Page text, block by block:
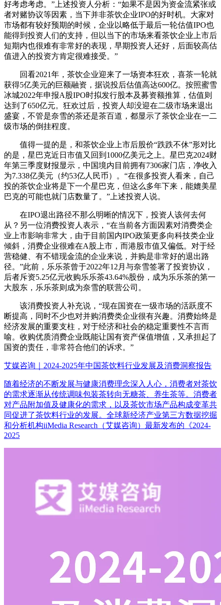
好考虑考虑。”上述投资人分析：“如果不是因为资金流紧张或
者对赌协议等因素，当下并非茶饮企业IPO的好时机。大家对
市场都有较好预期的时候，企业以略低于最后一轮估值IPO也
能得到投资人们的支持，但以当下的市场来看茶饮企业上市后
短期内也很难有非常好的表现，早期投资人还好，后面较高估
值进入的投资方肯定很难接受。”
回看2021年，茶饮企业迎来了一场资本狂欢，喜茶一轮就
获得5亿美元的巨额融资，据说投后估值高达600亿。按照蜜雪
冰城2022年申报A股IPO时拟发行股本及募资额推算，估值则
达到了650亿元。狂欢过后，投资人却没迎在二级市场来退出
盛宴，不管是奈雪的茶还是茶百道，都显示了茶饮企业在一二
级市场的倒挂程度。
值得一提的是，和茶饮企业上市后股价“跌跌不休”形对比
的是，星巴克近日市值又回到1000亿美元之上。星巴克2024财
年第三季度财报显示，中国境内目前拥有7306家门店，净收入
为7.338亿美元（约53亿人民币）。“在很多投资人看来，自己
投的茶饮企业将是下一个星巴克，但这么多年下来，能媲美星
巴克的可能也就门店数量了。”上述投资人说。
在IPO退出路径不那么明晰的情况下，投资人该何去何
从？另一位消费投资人表示，“在当前各方面因素对消费类企
业上市影响非常大，由于目前国内IPO政策更多向科技类企业
倾斜，消费企业很难在A股上市，而港股市值又偏低。对于经
营稳健、有不错现金流的企业来说，并购是非常好的退出路
径。”此前，乐乐茶曾于2022年12月与奈雪签署了投资协议，
后者斥资5.25亿元收购乐乐茶43.64%股份，成为乐乐茶的第一
大股东，乐乐茶则成为奈雪的联营公司。
该消费投资人补充说，“现在国资在一级市场的活跃度不
断提高，同时不少也对并购消费类企业很有兴趣。消费始终是
经济发展的重要支柱，对于经济和社会的稳定重要性不言而
喻。收购优质消费企业既能让国有资产保值增值，又承担起了
国资的责任，非常符合他们的诉求。”
艾媒咨询｜2024-2025年中国茶饮料行业发展及消费洞察报告
随着经济的不断发展与健康消费理念深入人心，消费者对茶饮
的需求逐渐从传统调味包装茶转向无糖茶、养生茶等。消费者
对产品附加值及健康化的需求，以及茶饮市场产品构成变革共
同促进了茶饮料行业的发展。全球新经济产业第三方数据挖掘
和分析机构iiMedia Research（艾媒咨询）最新发布的《2024-
2025